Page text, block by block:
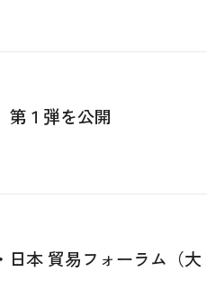
第１弾を公開
日本 貿易フォーラム（大